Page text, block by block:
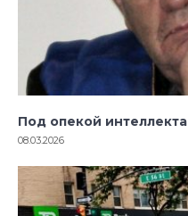
Под опекой интеллекта
08.03.2026